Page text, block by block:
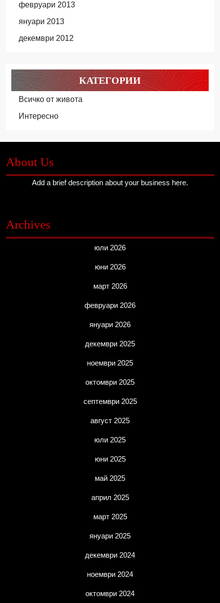
февруари 2013
януари 2013
декември 2012
КАТЕГОРИИ
Всичко от живота
Интересно
About Us
Add a brief description about your business here.
Archives
юли 2026
юни 2026
март 2026
февруари 2026
януари 2026
декември 2025
ноември 2025
октомври 2025
септември 2025
август 2025
юли 2025
юни 2025
май 2025
април 2025
март 2025
януари 2025
декември 2024
ноември 2024
октомври 2024